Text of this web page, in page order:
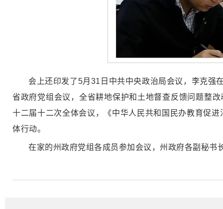
会上还印发了5月31日中共中央政治局会议，李克强
省政府党组会议，全省耕地保护和土地督查反馈问题整
十二届十二次全体会议，《中华人民共和国民办教育促
体行动。
在家的州政府党组各成员参加会议，州政府各副秘书